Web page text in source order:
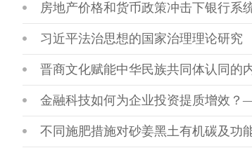
房地产价格和货币政策冲击下银行系
习近平法治思想的国家治理理论研究
晋商文化赋能中华民族共同体认同的
金融科技如何为企业投资提质增效
不同施肥措施对砂姜黑土有机碳及功